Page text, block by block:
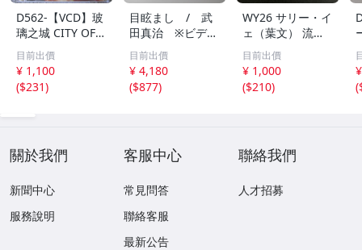
D562-【VCD】玻
璃之城 CITY OF G
LASS 舒淇 黎
明 海外盤 ２枚
組
目前出價
¥ 1,100
($231)
目眩まし / 武
田真治 ※ビデオ
CD /Panasonic
目前出價
¥ 4,180
($877)
WY26 サリー・イ
ェ（葉文） 流金
月 VCD ビデオCD
目前出價
¥ 1,000
($210)
(
關於我們
新聞中心
服務說明
客服中心
常見問答
聯絡客服
最新公告
聯絡我們
人才招募